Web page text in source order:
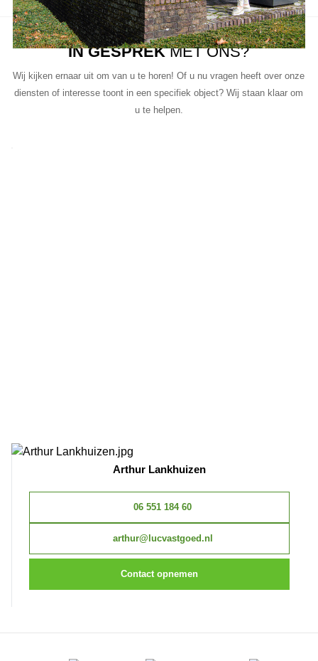
IN GESPREKMET ONS?
Wij kijken ernaar uit om van u te horen! Of u nu vragen heeft over onze
diensten of interesse toont in een specifiek object? Wij staan klaar om
u te helpen.
Arthur Lankhuizen
06 551 184 60
arthur@lucvastgoed.nl
Contact opnemen